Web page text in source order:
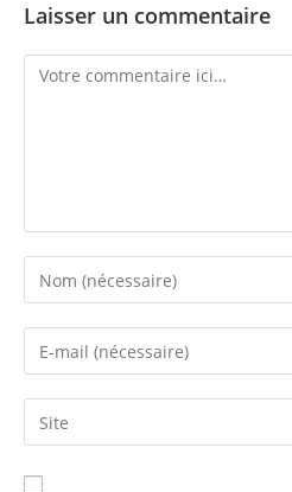
Laisser un commentaire